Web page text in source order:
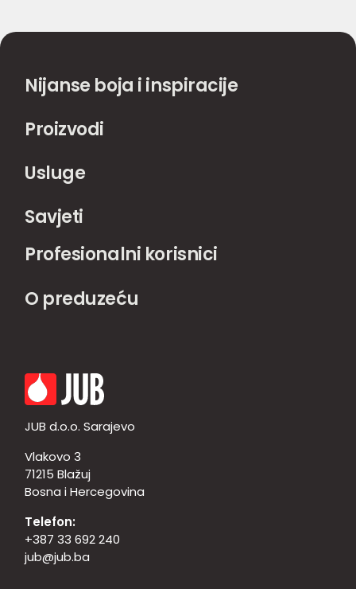
Nijanse boja i inspiracije
Proizvodi
Usluge
Savjeti
Profesionalni korisnici
O preduzeću
JUB d.o.o. Sarajevo
Vlakovo 3
71215 Blažuj
Bosna i Hercegovina
Telefon:
+387 33 692 240
jub@jub.ba